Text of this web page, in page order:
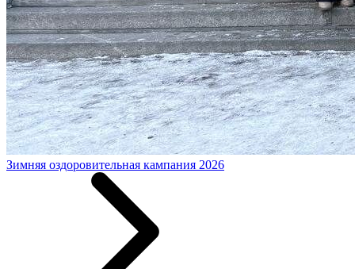
Зимняя оздоровительная кампания 2026